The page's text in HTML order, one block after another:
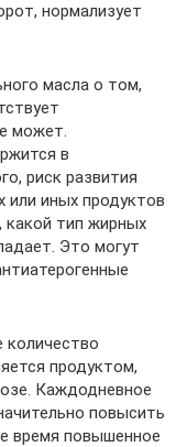
нормализует
масла о том,
может.
в
риск развития
или иных продуктов
какой тип жирных
Это могут
продуктом,
Каждодневное
повысить
время повышенное